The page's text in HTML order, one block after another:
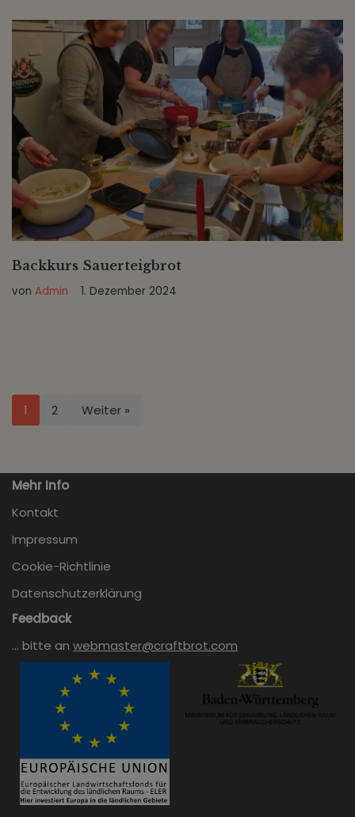
Backkurs Sauerteigbrot
von Admin 1. Dezember 2024
1 2 Weiter »
Mehr Info
Kontakt
Impressum
Cookie-Richtlinie
Datenschutzerklärung
Feedback
… bitte an webmaster@craftbrot.com